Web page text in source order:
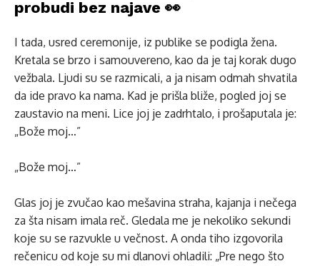
probudi bez najave 👀
I tada, usred ceremonije, iz publike se podigla žena.
Kretala se brzo i samouvereno, kao da je taj korak dugo
vežbala. Ljudi su se razmicali, a ja nisam odmah shvatila
da ide pravo ka nama. Kad je prišla bliže, pogled joj se
zaustavio na meni. Lice joj je zadrhtalo, i prošaputala je:
„Bože moj…”
„Bože moj…”
Glas joj je zvučao kao mešavina straha, kajanja i nečega
za šta nisam imala reč. Gledala me je nekoliko sekundi
koje su se razvukle u večnost. A onda tiho izgovorila
rečenicu od koje su mi dlanovi ohladili: „Pre nego što